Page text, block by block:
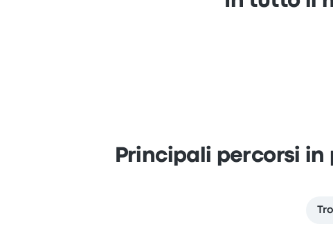
Principali percorsi in